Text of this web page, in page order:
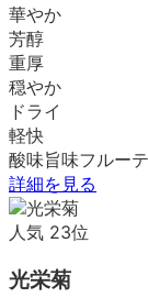
華やか
芳醇
重厚
穏やか
ドライ
軽快
酸味旨味フルー
詳細を見る
人気 23位
光栄菊